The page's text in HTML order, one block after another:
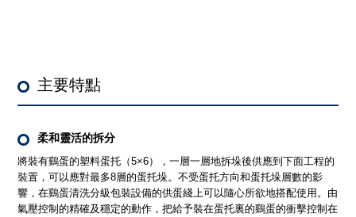
主要特點
柔和靈活的拆分
將裝有鷄蛋的塑料蛋托（5×6），一層一層地拆垛後供應到下面工程的
裝置，可以應對最多8層的蛋托垛。不受蛋托方向和蛋托垛層數的影
響，在鷄蛋清洗分級包裝設備的供蛋綫上可以隨心所欲地搭配使用。由
氣壓控制的精確及穩定的動作，把給予裝在蛋托裏的鷄蛋的衝擊控制在